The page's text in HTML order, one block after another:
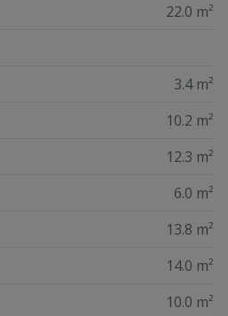
22.0 m²
3.4 m²
10.2 m²
12.3 m²
6.0 m²
13.8 m²
14.0 m²
10.0 m²